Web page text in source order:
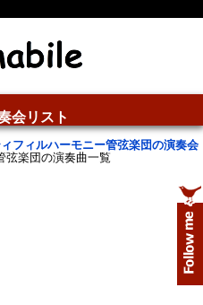
会リスト
フィルハーモニー管弦楽団の演奏会
弦楽団の演奏曲一覧